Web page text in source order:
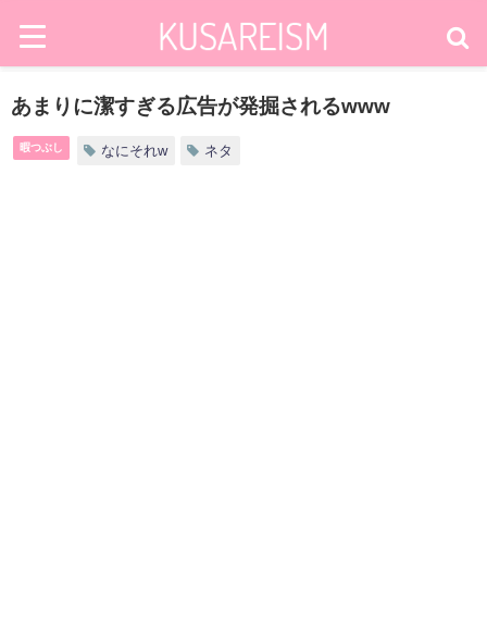
あまりに潔すぎる広告が発掘されるwww
暇つぶし なにそれw ネタ